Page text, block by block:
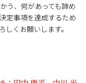
う、何があっても諦め
定事項を達成するため
しくお願いします。